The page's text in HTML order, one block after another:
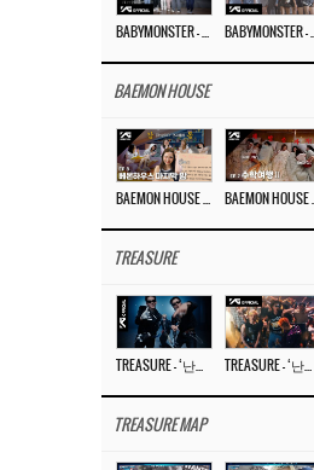
BAEMON HOUSE
TREASURE
TREASURE MAP